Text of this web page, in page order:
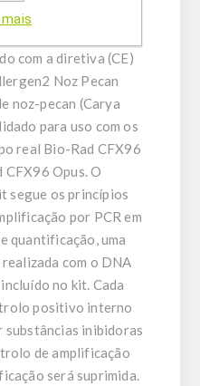
e/ou para a análise
com a diretiva (CE)
Noz Pecan
noz-pecan (Carya
para uso com os
real Bio-Rad CFX96
CFX96 Opus. O
segue os princípios
por PCR em
quantificação, uma
com o DNA
no kit. Cada
positivo interno
substâncias inibidoras
de amplificação
será suprimida.